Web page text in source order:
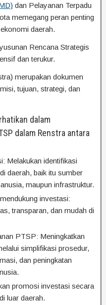
dan Pelayanan Terpadu
memegang peran penting
daerah.
Rencana Strategis
dan terukur.
merupakan dokumen
tujuan, strategi, dan
dalam
dalam Renstra antara
Melakukan identifikasi
daerah, baik itu sumber
maupun infrastruktur.
investasi:
transparan, dan mudah di
PTSP: Meningkatkan
simplifikasi prosedur,
dan peningkatan
promosi investasi secara
luar daerah.